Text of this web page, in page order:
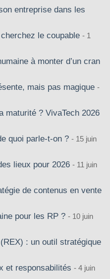
entreprise dans les
le coupable
1
à monter d’un cran
mais pas magique
maturité ? VivaTech 2026
quoi parle-t-on ?
15 juin
lieux pour 2026
11 juin
de contenus en vente
pour les RP ?
10 juin
: un outil stratégique
et responsabilités
4 juin